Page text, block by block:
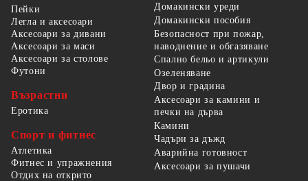
Пейки
Легла и аксесоари
Аксесоари за дивани
Аксесоари за маси
Аксесоари за столове
Футони
Възрастни
Еротика
Спорт и фитнес
Атлетика
Фитнес и упражнения
Отдих на открито
Домакински уреди
Домакински пособия
Безопасност при пожар,
наводнение и обгазяване
Спално бельо и артикули
Озеленяване
Двор и градина
Аксесоари за камини и
печки на дърва
Камини
Чадъри за дъжд
Аварийна готовност
Аксесоари за пушачи